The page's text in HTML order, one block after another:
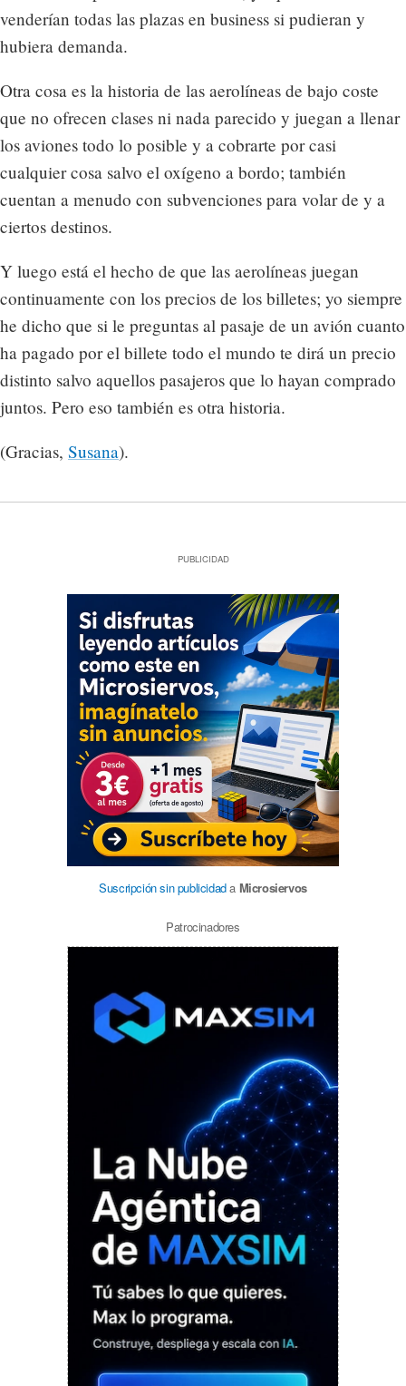
venderían todas las plazas en business si pudieran y
hubiera demanda.
Otra cosa es la historia de las aerolíneas de bajo coste
que no ofrecen clases ni nada parecido y juegan a llenar
los aviones todo lo posible y a cobrarte por casi
cualquier cosa salvo el oxígeno a bordo; también
cuentan a menudo con subvenciones para volar de y a
ciertos destinos.
Y luego está el hecho de que las aerolíneas juegan
continuamente con los precios de los billetes; yo siempre
he dicho que si le preguntas al pasaje de un avión cuanto
ha pagado por el billete todo el mundo te dirá un precio
distinto salvo aquellos pasajeros que lo hayan comprado
juntos. Pero eso también es otra historia.
(Gracias, Susana).
PUBLICIDAD
Suscripción sin publicidada Microsiervos
Patrocinadores